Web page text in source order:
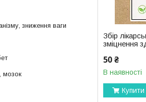
Збір
зміцнення
50 ₴
В наявності
Купити
зниження ваги
мозок